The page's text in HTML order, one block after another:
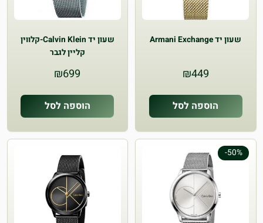
שעון יד Armani Exchange
₪449
הוספה לסל
שעון יד Calvin Klein-קלווין
קליין לגבר
₪699
הוספה לסל
-50%